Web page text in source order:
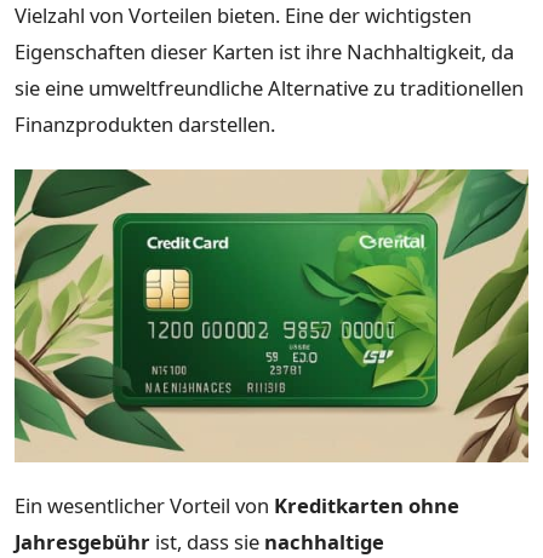
Vielzahl von Vorteilen bieten. Eine der wichtigsten
Eigenschaften dieser Karten ist ihre Nachhaltigkeit, da
sie eine umweltfreundliche Alternative zu traditionellen
Finanzprodukten darstellen.
Ein wesentlicher Vorteil von Kreditkarten ohne
Jahresgebühr ist, dass sie nachhaltige